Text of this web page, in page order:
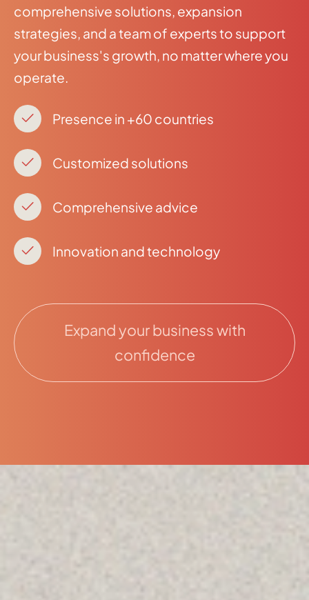
comprehensive solutions, expansion
strategies, and a team of experts to support
your business's growth, no matter where you
operate.
Presence in +60 countries
Customized solutions
Comprehensive advice
Innovation and technology
Expand your business with
confidence